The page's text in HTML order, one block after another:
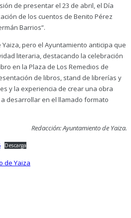
de presentar el 23 de abril, el Día
de los cuentos de Benito Pérez
Barrios”.
pero el Ayuntamiento anticipa que
literaria, destacando la celebración
en la Plaza de Los Remedios de
de libros, stand de librerías y
y la experiencia de crear una obra
desarrollar en el llamado formato
Redacción: Ayuntamiento de Yaiza.
Descarga
de Yaiza